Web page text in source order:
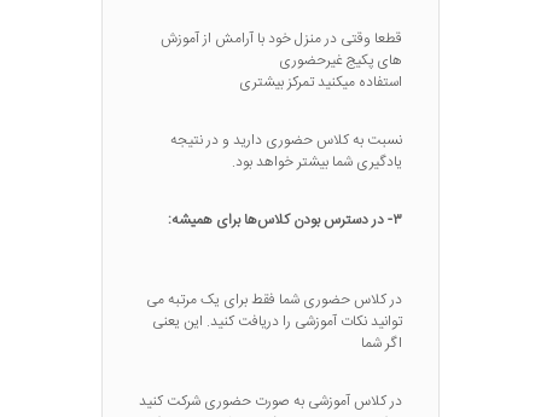
قطعا وقتی در منزل خود با آرامش از آموزش
های پکیج غیرحضوری
استفاده میکنید تمرکز بیشتری
نسبت به کلاس حضوری دارید و در نتیجه
یادگیری شما بیشتر خواهد بود.
۳- در دسترس بودن کلاس‌ها برای همیشه:
در کلاس حضوری شما فقط برای یک مرتبه می
توانید نکات‌ آموزشی را دریافت کنید. این یعنی
اگر شما
در کلاس آموزشی به صورت حضوری شرکت کنید